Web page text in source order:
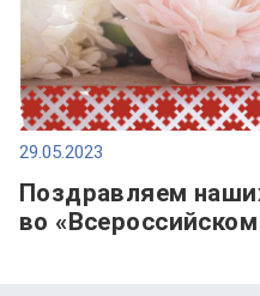
29.05.2023
Поздравляем
во